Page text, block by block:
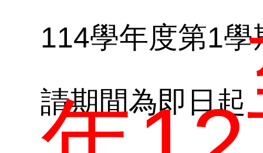
向
專
114學年度第1
請期間為即日起